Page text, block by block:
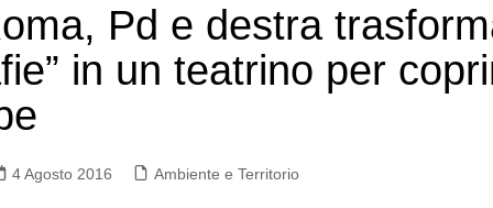
Agricoltura e agroalimentare
Ambiente e Territorio
Bilancio
Pd e destra
in un teatrino per
4 Agosto 2016 Ambiente e Territorio